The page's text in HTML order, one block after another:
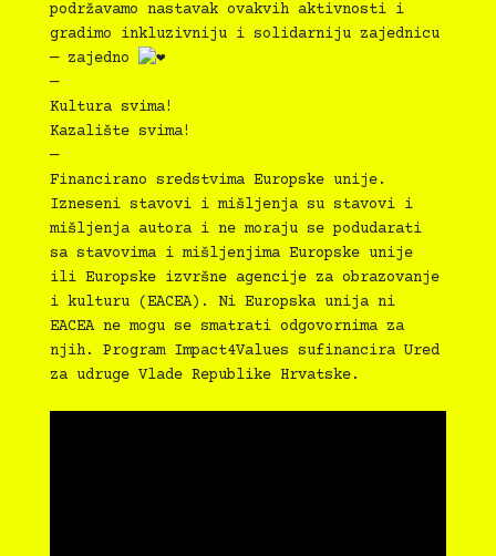
podržavamo nastavak ovakvih aktivnosti i
gradimo inkluzivniju i solidarniju zajednicu
— zajedno
—
Kultura svima!
Kazalište svima!
—
Financirano sredstvima Europske unije.
Izneseni stavovi i mišljenja su stavovi i
mišljenja autora i ne moraju se podudarati
sa stavovima i mišljenjima Europske unije
ili Europske izvršne agencije za obrazovanje
i kulturu (EACEA). Ni Europska unija ni
EACEA ne mogu se smatrati odgovornima za
njih. Program Impact4Values sufinancira Ured
za udruge Vlade Republike Hrvatske.